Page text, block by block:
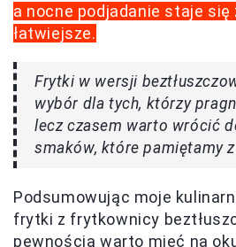
a nocne podjadanie staje się
łatwiejsze.
Frytki w wersji
wybór dla tych, którzy
lecz czasem warto wrócić
smaków, które pamiętamy
Podsumowując moje
frytki z frytkownicy
pewnością warto mieć na